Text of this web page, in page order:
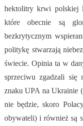
hektolitry krwi polskiej
które obecnie są
bezkrytycznym
politykę stwarzają
świecie. Opinia ta w
sprzeciwu zgadzali się
znaku UPA na Ukrainie
nie będzie, skoro
obywateli) i również są